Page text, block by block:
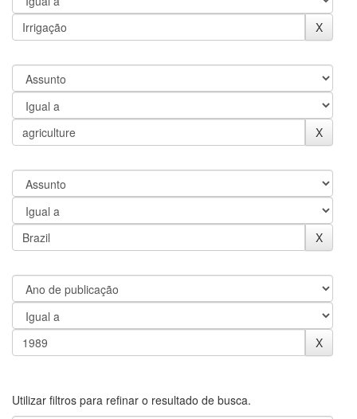
Utilizar filtros para refinar o resultado de busca.